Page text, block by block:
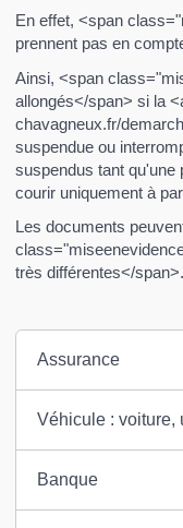
En effet, <span
prennent pas en
Ainsi, <span
allongés</span> si la
chavagneux.fr/
suspendue ou
suspendus tant qu'une
courir uniquement à
Les documents
très différentes</span>.
Assurance
Véhicule : voiture,
Banque